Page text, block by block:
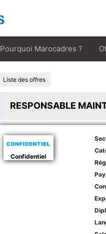
Pourquoi Marocadres ?
Liste des offres
RESPONSABLE
Confidentiel